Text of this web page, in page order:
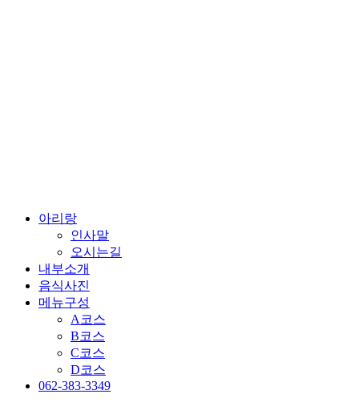
아리랑
인사말
오시는길
내부소개
음식사진
메뉴구성
A코스
B코스
C코스
D코스
062-383-3349